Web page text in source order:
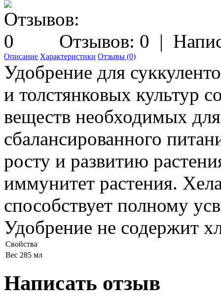
Отзывов: 0 |
Описание Характеристики Отзывы (0)
Удобрение для
и толстянковых культур
веществ необходимых
сбалансированного
росту и развитию
иммунитет растения.
способствует полному
Удобрение не содержит
Свойства
Вес 285 мл
Написать отзыв